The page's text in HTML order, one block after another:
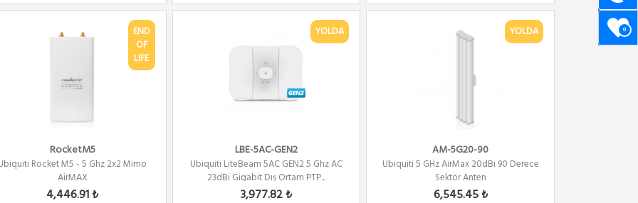
0
END
OF
LIFE
RocketM5
Rocket M5 - 5 Ghz 2x2 Mimo
AirMAX
4,446.91 ₺
YOLDA
LBE-5AC-GEN2
Ubiquiti LiteBeam 5AC GEN2 5 Ghz AC
23dBi Gigabit Dış Ortam PTP...
3,977.82 ₺
YOLDA
AM-5G20-90
Ubiquiti 5 GHz AirMax 20dBi 90 Derece
Sektör Anten
6,545.45 ₺